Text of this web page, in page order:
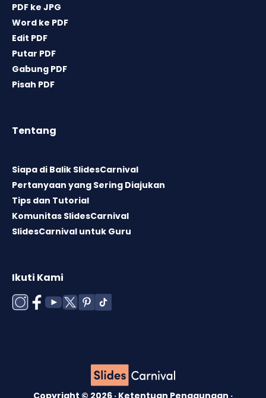
PDF ke JPG
Word ke PDF
Edit PDF
Putar PDF
Gabung PDF
Pisah PDF
Tentang
Siapa di Balik SlidesCarnival
Pertanyaan yang Sering Diajukan
Tips dan Tutorial
Komunitas SlidesCarnival
SlidesCarnival untuk Guru
Ikuti Kami
Copyright © 2026 · Ketentuan Penggunaan ·